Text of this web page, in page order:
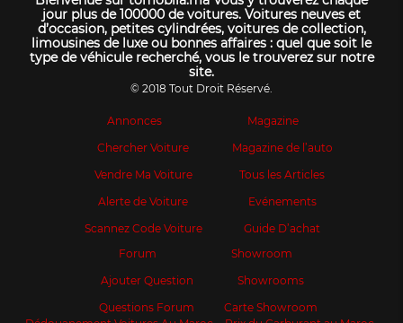
jour plus de 100000 de voitures. Voitures neuves et
d’occasion, petites cylindrées, voitures de collection,
limousines de luxe ou bonnes affaires : quel que soit le
type de véhicule recherché, vous le trouverez sur notre
site.
© 2018 Tout Droit Réservé.
Annonces
Chercher Voiture
Vendre Ma Voiture
Alerte de Voiture
Scannez Code Voiture
Magazine
Magazine de l’auto
Tous les Articles
Evénements
Guide D’achat
Forum
Ajouter Question
Questions Forum
Showroom
Showrooms
Carte Showroom